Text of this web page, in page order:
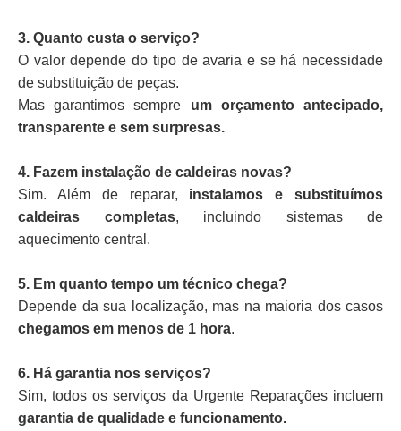
3. Quanto custa o serviço?
O valor depende do tipo de avaria e se há necessidade
de substituição de peças.
Mas garantimos sempre um orçamento antecipado,
transparente e sem surpresas.
4. Fazem instalação de caldeiras novas?
Sim. Além de reparar, instalamos e substituímos
caldeiras completas, incluindo sistemas de
aquecimento central.
5. Em quanto tempo um técnico chega?
Depende da sua localização, mas na maioria dos casos
chegamos em menos de 1 hora.
6. Há garantia nos serviços?
Sim, todos os serviços da Urgente Reparações incluem
garantia de qualidade e funcionamento.